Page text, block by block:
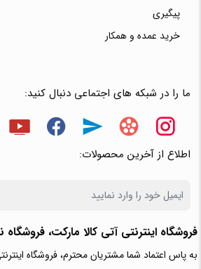
پیگیری
خرید عمده و همکار
ما را در شبکه های اجتماعی دنبال کنید:
اطلاع از آخرین محصولات:
فروشگاه اینترنتی آتی‌ کالا مارکت،
به پاس اعتماد شما مشتریان محترم، فروشگاه